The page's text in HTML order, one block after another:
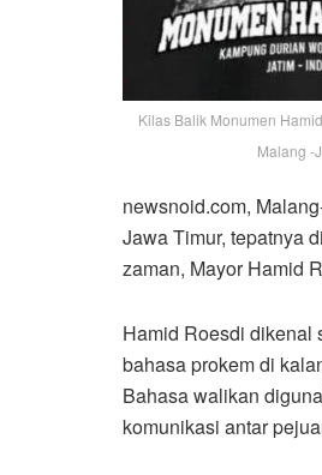
Kilas Balik Monumen
Malang -
newsnoid.com,
Jawa Timur, tepatnya
zaman, Mayor Hamid
Hamid Roesdi dikenal
bahasa prokem di
Bahasa walikan
komunikasi antar